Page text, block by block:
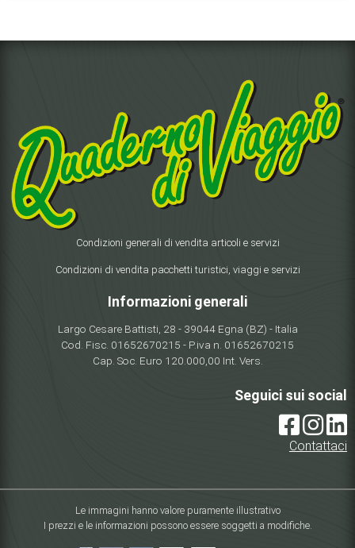
Condizioni generali di vendita articoli e servizi
Condizioni di vendita pacchetti turistici, viaggi e servizi
Informazioni generali
Largo Cesare Battisti, 28 - 39044 Egna (BZ) - Italia
Cod. Fisc. 01652670215 - P.iva n. 01652670215
Cap. Soc. Euro 120.000,00 Int. Vers.
Seguici sui social
Contattaci
Le immagini hanno valore puramente illustrativo
I prezzi e le informazioni possono essere soggetti a modifiche.